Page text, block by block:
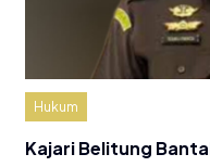
Hukum
Kajari Belitung